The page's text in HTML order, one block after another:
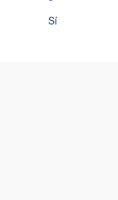
Sí